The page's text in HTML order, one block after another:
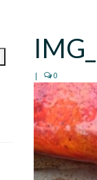
| 0